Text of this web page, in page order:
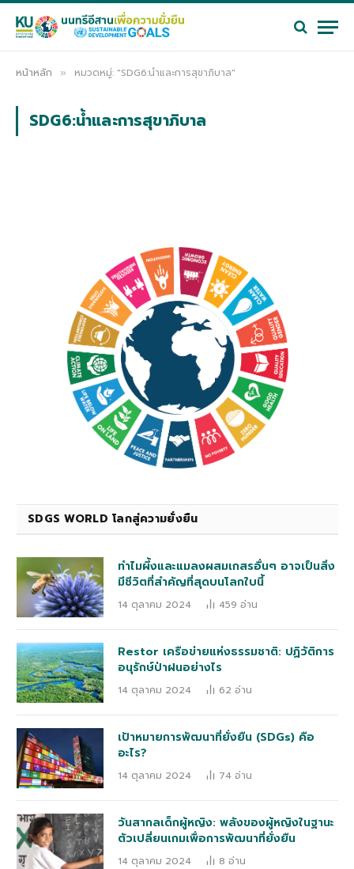
หน้าหลัก » หมวดหมู่: "SDG6:น้ำและการสุขาภิบาล"
SDG6:น้ำและการสุขาภิบาล
SDGS WORLD โลกสู่ความยั่งยืน
ทำไมผึ้งและแมลงผสมเกสรอื่นๆ อาจเป็นสิ่ง
มีชีวิตที่สำคัญที่สุดบนโลกใบนี้
14 ตุลาคม 2024 459 อ่าน
Restor เครือข่ายแห่งธรรมชาติ: ปฏิวัติการ
อนุรักษ์ป่าฝนอย่างไร
14 ตุลาคม 2024 62 อ่าน
เป้าหมายการพัฒนาที่ยั่งยืน (SDGs) คือ
อะไร?
14 ตุลาคม 2024 74 อ่าน
วันสากลเด็กผู้หญิง: พลังของผู้หญิงในฐานะ
ตัวเปลี่ยนเกมเพื่อการพัฒนาที่ยั่งยืน
14 ตุลาคม 2024 8 อ่าน